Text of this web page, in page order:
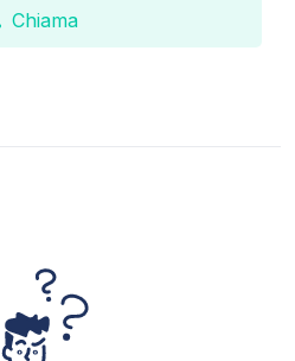
Chiama